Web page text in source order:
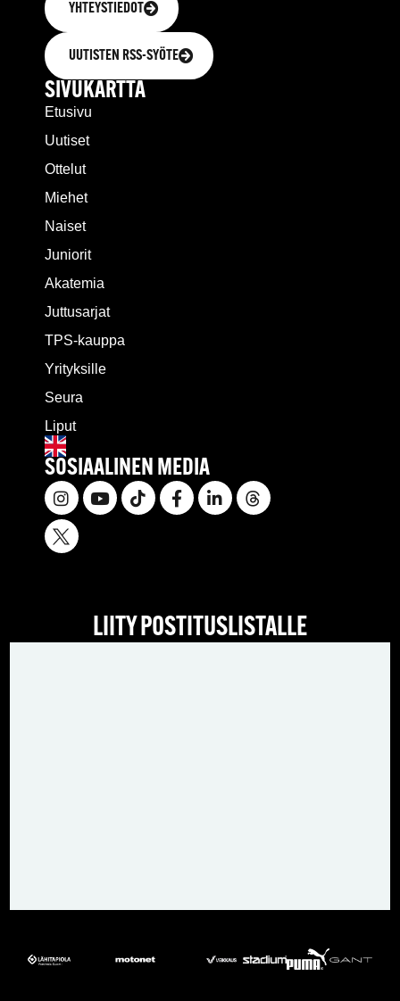
YHTEYSTIEDOT
UUTISTEN RSS-SYÖTE
SIVUKARTTA
Etusivu
Uutiset
Ottelut
Miehet
Naiset
Juniorit
Akatemia
Juttusarjat
TPS-kauppa
Yrityksille
Seura
Liput
SOSIAALINEN MEDIA
LIITY POSTITUSLISTALLE